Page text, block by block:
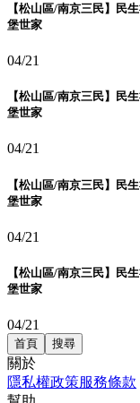
【松山區/南京三民】民
堡世家
04/21
【松山區/南京三民】民
堡世家
04/21
【松山區/南京三民】民
堡世家
04/21
【松山區/南京三民】民
堡世家
04/21
首頁 搜尋
關於
隱私權政策服務條款